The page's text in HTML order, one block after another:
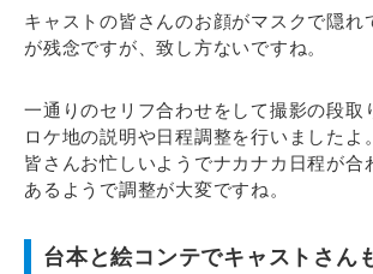
キャストの皆さんのお顔がマスクで隠れ
が残念ですが、致し方ないですね。
一通りのセリフ合わせをして撮影の段取
ロケ地の説明や日程調整を行いましたよ。
皆さんお忙しいようでナカナカ日程が合
あるようで調整が大変ですね。
台本と絵コンテでキャストさん